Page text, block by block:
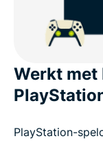
Veelgestelde
Probeer
zonder risico
Werkt met
PlayStation-